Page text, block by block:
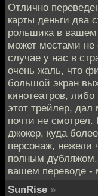
Отлично
карты деньги два
рольшика в вашем
может местами не
случае у нас в
очень жаль, что
большой экран
кинотеатров,
этот трейлер, дал
почти не смотрел.
джокер, куда
персонаж, нежели
полным
вашем переводе -
SunRise »